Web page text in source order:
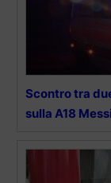
Scontro tra
sulla A18